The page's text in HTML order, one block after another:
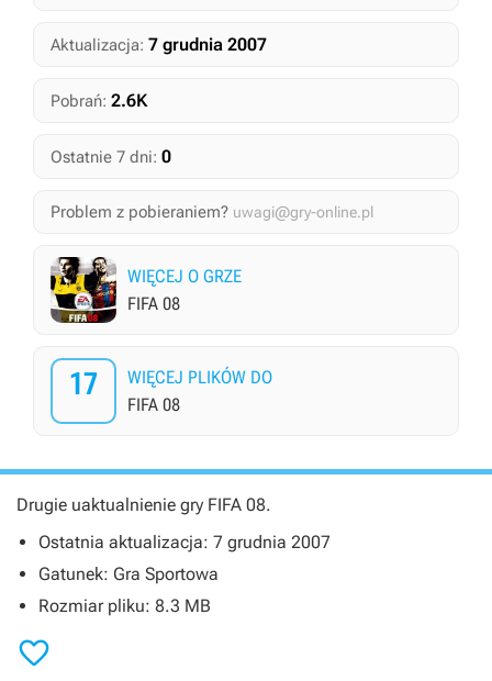
Aktualizacja: 7 grudnia 2007
Pobrań: 2.6K
Ostatnie 7 dni: 0
Problem z pobieraniem? uwagi@gry-online.pl
WIĘCEJ O GRZE
FIFA 08
17
WIĘCEJ PLIKÓW DO
FIFA 08
Drugie uaktualnienie gry FIFA 08.
Ostatnia aktualizacja: 7 grudnia 2007
Gatunek: Gra Sportowa
Rozmiar pliku: 8.3 MB
